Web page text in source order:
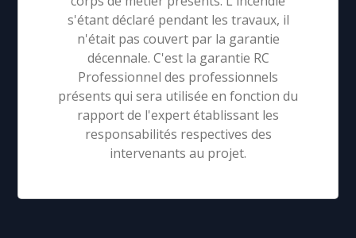
s'étant déclaré pendant les travaux, il
n'était pas couvert par la garantie
décennale. C'est la garantie RC
Professionnel des professionnels
présents qui sera utilisée en fonction du
rapport de l'expert établissant les
responsabilités respectives des
intervenants au projet.